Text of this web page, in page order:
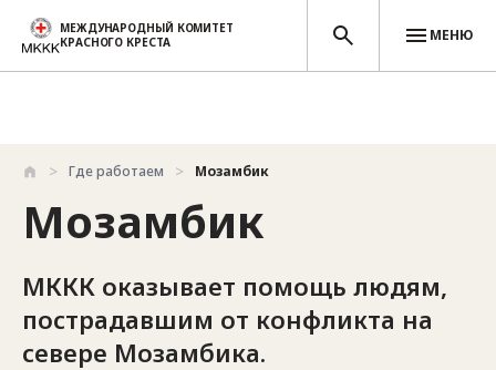
Перейти к основному содержанию
МЕЖДУНАРОДНЫЙ КОМИТЕТ
КРАСНОГО КРЕСТА
МЕНЮ
Где работаем Мозамбик
Мозамбик
МККК оказывает помощь людям,
пострадавшим от конфликта на
севере Мозамбика.